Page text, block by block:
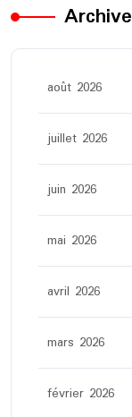
Archive
août 2026
juillet 2026
juin 2026
mai 2026
avril 2026
mars 2026
février 2026